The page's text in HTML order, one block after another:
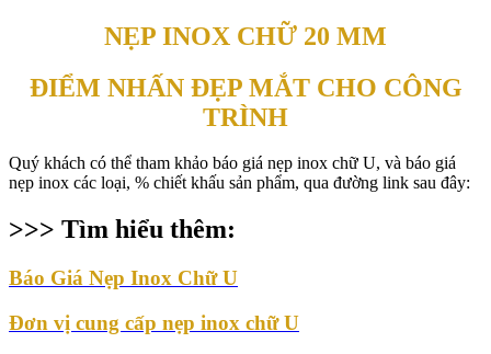
NẸP INOX CHỮ 20 MM
ĐIỂM NHẤN ĐẸP MẮT CHO CÔNG
TRÌNH
Quý khách có thể tham khảo báo giá nẹp inox chữ U, và báo giá
nẹp inox các loại, % chiết khấu sản phẩm, qua đường link sau đây:
>>> Tìm hiểu thêm:
Báo Giá Nẹp Inox Chữ U
Đơn vị cung cấp nẹp inox chữ U